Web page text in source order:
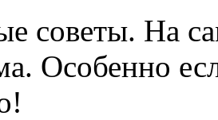
советы. На
Особенно